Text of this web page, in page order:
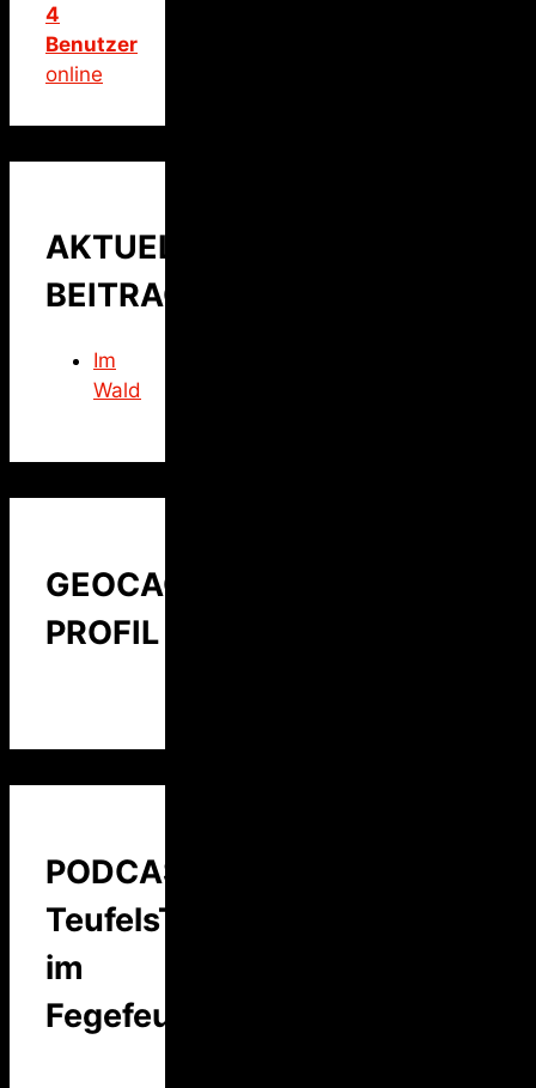
4
Benutzer
online
AKTUELLER
BEITRAG
Im
Wald
GEOCACHING
PROFIL
PODCAST:
TeufelsTalk
im
Fegefeuer